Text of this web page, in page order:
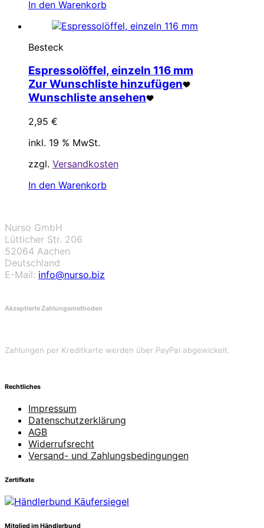
In den Warenkorb
Besteck
Espressolöffel, einzeln 116 mm
Zur Wunschliste hinzufügen
Wunschliste ansehen
2,95 €
inkl. 19 % MwSt.
zzgl. Versandkosten
In den Warenkorb
Nurso GmbH
Lütticher Str. 206
52064 Aachen
Deutschland
E-Mail: info@nurso.biz
Akzeptierte Zahlungsmethoden
Zahlungen per Kreditkarte werden über PayPal abgewickelt.
Rechtliches
Impressum
Datenschutzerklärung
AGB
Widerrufsrecht
Versand- und Zahlungsbedingungen
Zertifkate
Mitglied im Händlerbund